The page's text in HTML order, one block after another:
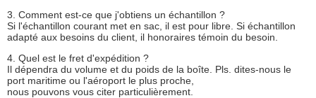
3. Comment est-ce que j'obtiens un échantillon ?
Si l'échantillon courant met en sac, il est pour libre. Si échantillon
adapté aux besoins du client, il honoraires témoin du besoin.
4. Quel est le fret d'expédition ?
Il dépendra du volume et du poids de la boîte. Pls. dites-nous le
port maritime ou l'aéroport le plus proche,
nous pouvons vous citer particulièrement.